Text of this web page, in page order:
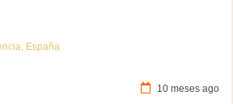
España
10 meses ago